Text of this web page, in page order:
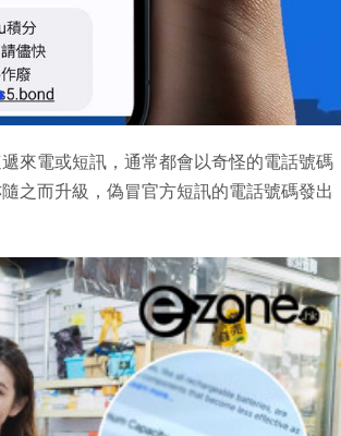
來電或短訊，通常都會以奇怪的電話號碼
之而升級，偽冒官方短訊的電話號碼發出